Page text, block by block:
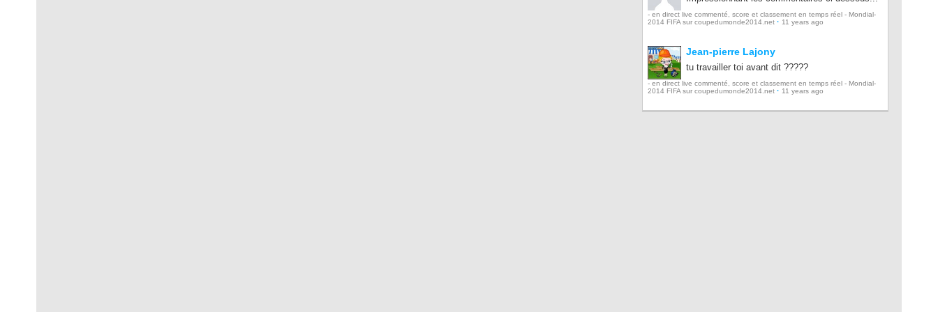
- en direct live commenté, score et classement en temps réel - Mondial-
2014 FIFA sur coupedumonde2014.net · 11 years ago
Jean-pierre Lajony
tu travailler toi avant dit ?????
- en direct live commenté, score et classement en temps réel - Mondial-
2014 FIFA sur coupedumonde2014.net · 11 years ago